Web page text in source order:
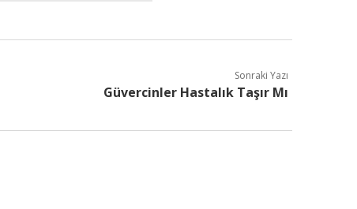
Sonraki Yazı
Güvercinler Hastalık Taşır Mı